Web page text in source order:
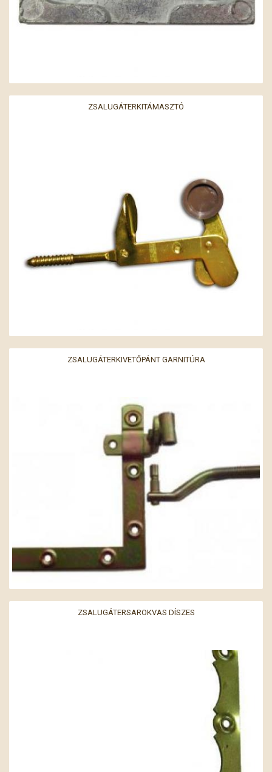
ZSALUGÁTERKITÁMASZTÓ
ZSALUGÁTERKIVETŐPÁNT GARNITÚRA
ZSALUGÁTERSAROKVAS DÍSZES